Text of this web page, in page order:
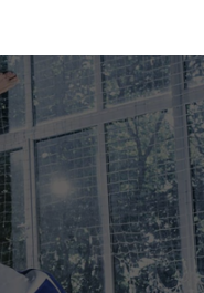
ALL AGE GROUPS
JUDO CLASS